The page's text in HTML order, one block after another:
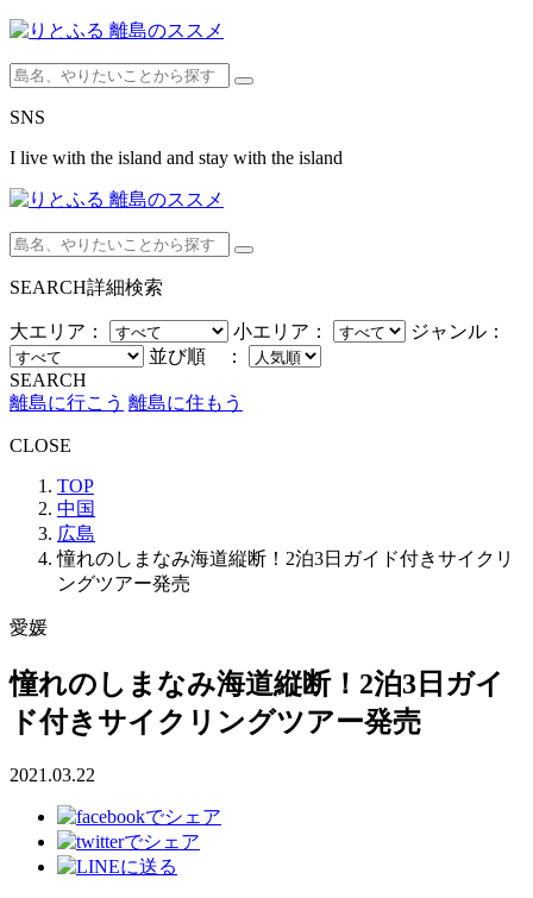
SNS
I live with the island and stay with the island
SEARCH詳細検索
大エリア： 小エリア：
ジャンル：
並び順 ：
SEARCH
離島に行こう 離島に住もう
CLOSE
TOP
中国
広島
憧れのしまなみ海道縦断！2泊3日ガイド付きサイクリ
ングツアー発売
愛媛
憧れのしまなみ海道縦断！2泊3日ガイ
ド付きサイクリングツアー発売
2021.03.22